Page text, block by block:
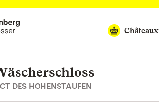
Châteaux
DES HOHENSTAUFEN